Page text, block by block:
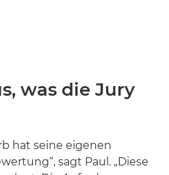
was die Jury
hat seine eigenen
sagt Paul. „Diese